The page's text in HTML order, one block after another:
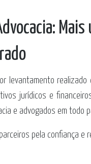
levantamento
jurídicos e
e advogados em todo
pela confiança e